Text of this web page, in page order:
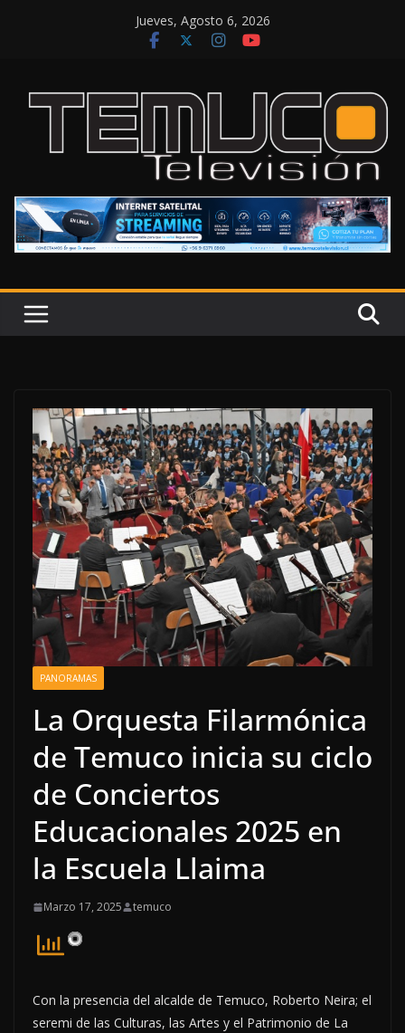
Jueves, Agosto 6, 2026
PANORAMAS
La Orquesta Filarmónica
de Temuco inicia su ciclo
de Conciertos
Educacionales 2025 en
la Escuela Llaima
Marzo 17, 2025 temuco
Con la presencia del alcalde de Temuco, Roberto Neira; el
seremi de las Culturas, las Artes y el Patrimonio de La